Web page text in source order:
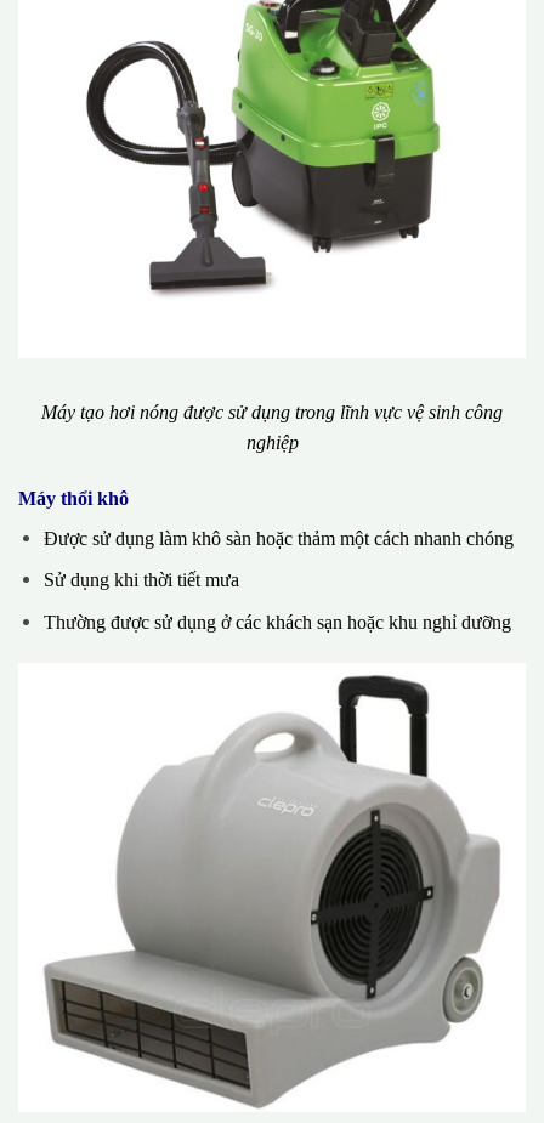
Máy tạo hơi nóng được sử dụng trong lĩnh vực vệ sinh công
nghiệp
Máy thổi khô
Được sử dụng làm khô sàn hoặc thảm một cách nhanh chóng
Sử dụng khi thời tiết mưa
Thường được sử dụng ở các khách sạn hoặc khu nghỉ dưỡng